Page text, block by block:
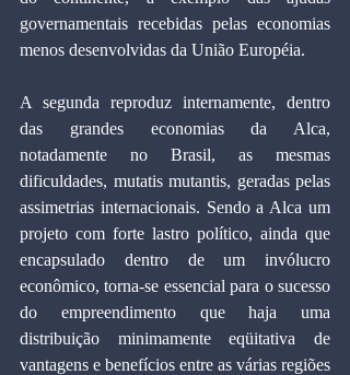
governamentais recebidas pelas economias
menos desenvolvidas da União Européia.
A segunda reproduz internamente, dentro
das grandes economias da Alca,
notadamente no Brasil, as mesmas
dificuldades, mutatis mutantis, geradas pelas
assimetrias internacionais. Sendo a Alca um
projeto com forte lastro político, ainda que
encapsulado dentro de um invólucro
econômico, torna-se essencial para o sucesso
do empreendimento que haja uma
distribuição minimamente eqüitativa de
vantagens e benefícios entre as várias regiões